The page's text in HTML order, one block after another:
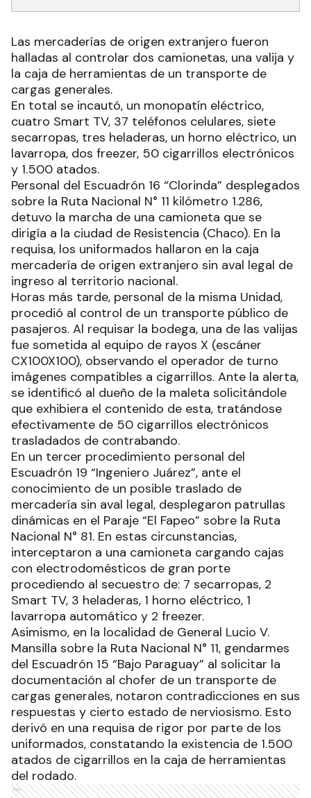
Las mercaderías de origen extranjero fueron
halladas al controlar dos camionetas, una valija y
la caja de herramientas de un transporte de
cargas generales.
En total se incautó, un monopatín eléctrico,
cuatro Smart TV, 37 teléfonos celulares, siete
secarropas, tres heladeras, un horno eléctrico, un
lavarropa, dos freezer, 50 cigarrillos electrónicos
y 1.500 atados.
Personal del Escuadrón 16 “Clorinda” desplegados
sobre la Ruta Nacional N° 11 kilómetro 1.286,
detuvo la marcha de una camioneta que se
dirigía a la ciudad de Resistencia (Chaco). En la
requisa, los uniformados hallaron en la caja
mercadería de origen extranjero sin aval legal de
ingreso al territorio nacional.
Horas más tarde, personal de la misma Unidad,
procedió al control de un transporte público de
pasajeros. Al requisar la bodega, una de las valijas
fue sometida al equipo de rayos X (escáner
CX100X100), observando el operador de turno
imágenes compatibles a cigarrillos. Ante la alerta,
se identificó al dueño de la maleta solicitándole
que exhibiera el contenido de esta, tratándose
efectivamente de 50 cigarrillos electrónicos
trasladados de contrabando.
En un tercer procedimiento personal del
Escuadrón 19 “Ingeniero Juárez”, ante el
conocimiento de un posible traslado de
mercadería sin aval legal, desplegaron patrullas
dinámicas en el Paraje “El Fapeo” sobre la Ruta
Nacional N° 81. En estas circunstancias,
interceptaron a una camioneta cargando cajas
con electrodomésticos de gran porte
procediendo al secuestro de: 7 secarropas, 2
Smart TV, 3 heladeras, 1 horno eléctrico, 1
lavarropa automático y 2 freezer.
Asimismo, en la localidad de General Lucio V.
Mansilla sobre la Ruta Nacional N° 11, gendarmes
del Escuadrón 15 “Bajo Paraguay” al solicitar la
documentación al chofer de un transporte de
cargas generales, notaron contradicciones en sus
respuestas y cierto estado de nerviosismo. Esto
derivó en una requisa de rigor por parte de los
uniformados, constatando la existencia de 1.500
atados de cigarrillos en la caja de herramientas
del rodado.
Ads